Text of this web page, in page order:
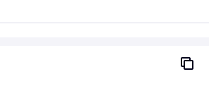
(6 шт.), сахарница с крышечкой,